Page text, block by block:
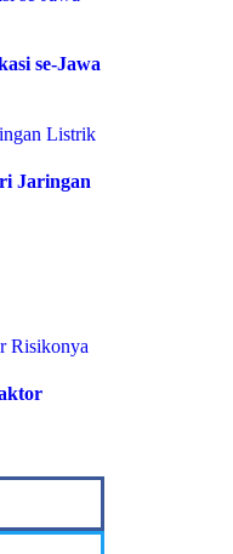
se-Jawa
Jaringan